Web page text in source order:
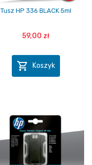
Tusz HP 336 BLACK 5ml
59,00 zł
 Koszyk